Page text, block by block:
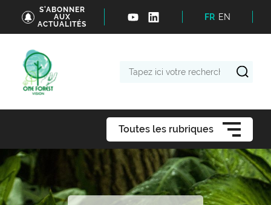
S'ABONNER
AUX
ACTUALITÉS
FR EN
Toutes les rubriques